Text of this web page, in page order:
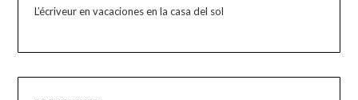
L’écriveur en vacaciones en la casa del sol